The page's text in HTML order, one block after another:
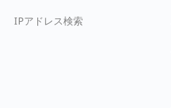
IPアドレス検索